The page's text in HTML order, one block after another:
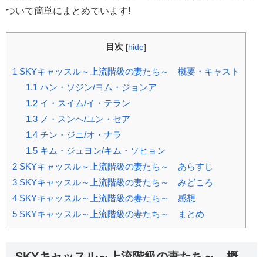
ついて簡単にまとめています!
目次 [hide]
1 SKYキャッスル～上流階級の妻たち～ 概要・キャスト
1.1ハン・ソジン/ヨム・ジョンア
1.2イ・スイム/イ・テラン
1.3ノ・スンへ/ユン・セア
1.4チン・ジニ/オ・ナラ
1.5キム・ジュヨン/キム・ソヒョン
2 SKYキャッスル～上流階級の妻たち～ あらすじ
3 SKYキャッスル～上流階級の妻たち～ みどころ
4 SKYキャッスル～上流階級の妻たち～ 感想
5 SKYキャッスル～上流階級の妻たち～ まとめ